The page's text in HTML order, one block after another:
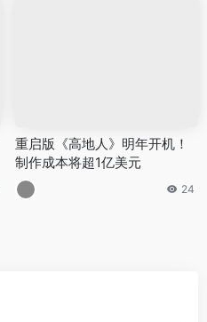
重启版《高地人》明年开机！
制作成本将超1亿美元
24